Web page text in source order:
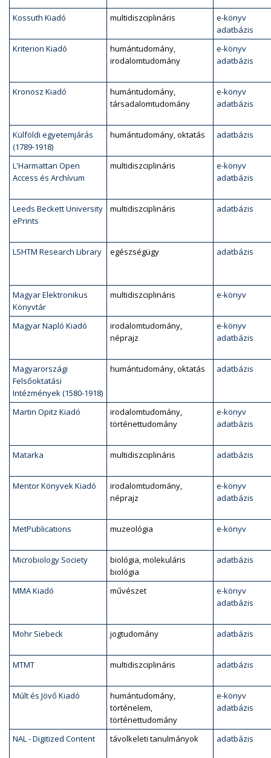
Kossuth Kiadó multidiszciplináris
e-könyv
adatbázis
Kriterion Kiadó
humántudomány,
irodalomtudomány
e-könyv
adatbázis
Kronosz Kiadó
humántudomány,
társadalomtudomány
e-könyv
adatbázis
Külföldi egyetemjárás
(1789-1918)
humántudomány, oktatás adatbázis
L'Harmattan Open
Access és Archívum
multidiszciplináris
e-könyv
adatbázis
Leeds Beckett University
ePrints
multidiszciplináris adatbázis
LSHTM Research Library egészségügy adatbázis
Magyar Elektronikus
Könyvtár
multidiszciplináris e-könyv
Magyar Napló Kiadó
irodalomtudomány,
néprajz
e-könyv
adatbázis
Magyarországi
Felsőoktatási
Intézmények (1580-1918)
humántudomány, oktatás adatbázis
Martin Opitz Kiadó
irodalomtudomány,
történettudomány
e-könyv
adatbázis
Matarka multidiszciplináris adatbázis
Mentor Könyvek Kiadó
irodalomtudomány,
néprajz
e-könyv
adatbázis
MetPublications muzeológia e-könyv
Microbiology Society
biológia, molekuláris
biológia
adatbázis
MMA Kiadó művészet
e-könyv
adatbázis
Mohr Siebeck jogtudomány adatbázis
MTMT multidiszciplináris adatbázis
Múlt és Jövő Kiadó
humántudomány,
történelem,
történettudomány
e-könyv
adatbázis
NAL - Digitized Content távolkeleti tanulmányok adatbázis